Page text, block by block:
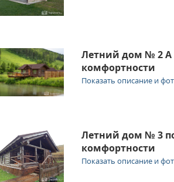
Летний дом № 2
комфортности
Показать описание и
Летний дом № 3
комфортности
Показать описание и